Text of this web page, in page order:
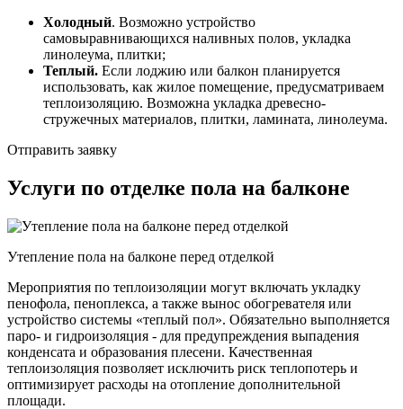
Холодный. Возможно устройство
самовыравнивающихся наливных полов, укладка
линолеума, плитки;
Теплый. Если лоджию или балкон планируется
использовать, как жилое помещение, предусматриваем
теплоизоляцию. Возможна укладка древесно-
стружечных материалов, плитки, ламината, линолеума.
Отправить заявку
Услуги по отделке пола на балконе
Утепление пола на балконе перед отделкой
Мероприятия по теплоизоляции могут включать укладку
пенофола, пеноплекса, а также вынос обогревателя или
устройство системы «теплый пол». Обязательно выполняется
паро- и гидроизоляция - для предупреждения выпадения
конденсата и образования плесени. Качественная
теплоизоляция позволяет исключить риск теплопотерь и
оптимизирует расходы на отопление дополнительной
площади.